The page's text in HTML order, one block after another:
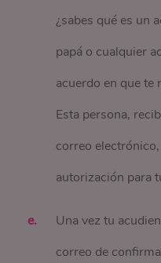
¿sabes qué es un
papá o cualquier
acuerdo en que te
Esta persona,
correo
autorización para
Una vez tu
correo de